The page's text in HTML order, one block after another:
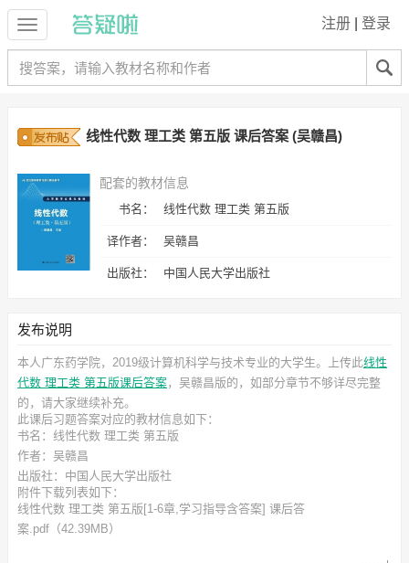
注册 登录
线性代数 理工类 第五版 课后答案 (吴赣昌)
配套的教材信息
书名： 线性代数 理工类 第五版
译作者： 吴赣昌
出版社： 中国人民大学出版社
发布说明
本人广东药学院，2019级计算机科学与技术专业的大学生。上传此线性
代数 理工类 第五版课后答案，吴赣昌版的，如部分章节不够详尽完整
的，请大家继续补充。
此课后习题答案对应的教材信息如下：
书名：线性代数 理工类 第五版
作者：吴赣昌
出版社：中国人民大学出版社
附件下载列表如下：
线性代数 理工类 第五版[1-6章,学习指导含答案] 课后答
案.pdf （42.39MB）